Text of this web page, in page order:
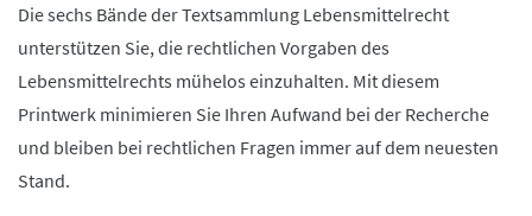
Die sechs Bände der Textsammlung Lebensmittelrecht
unterstützen Sie, die rechtlichen Vorgaben des
Lebensmittelrechts mühelos einzuhalten. Mit diesem
Printwerk minimieren Sie Ihren Aufwand bei der Recherche
und bleiben bei rechtlichen Fragen immer auf dem neuesten
Stand.